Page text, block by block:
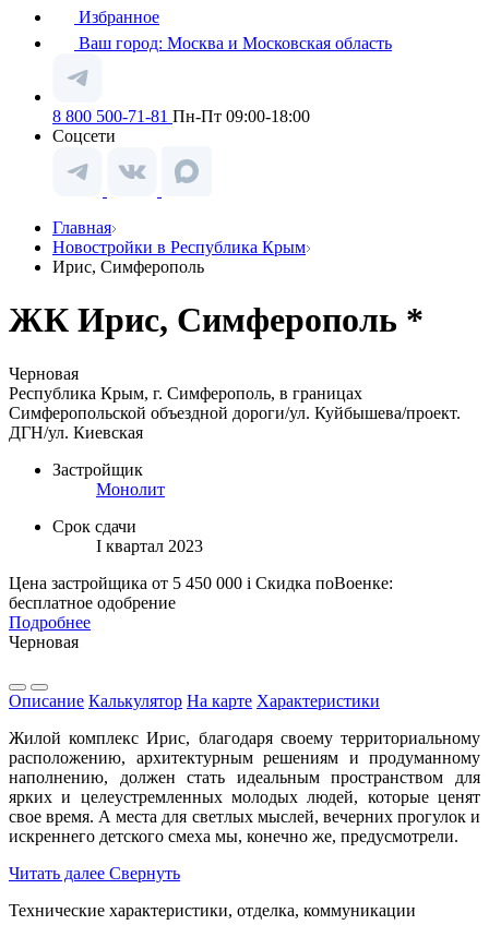
Избранное
Ваш город: Москва и Московская область
8 800 500-71-81 Пн-Пт 09:00-18:00
Соцсети
Главная
Новостройки в Республика Крым
Ирис, Симферополь
ЖК Ирис, Симферополь *
Черновая
Республика Крым, г. Симферополь, в границах
Симферопольской объездной дороги/ул. Куйбышева/проект.
ДГН/ул. Киевская
Застройщик
Монолит
Срок сдачи
I квартал 2023
Цена застройщика от 5 450 000 i Скидка поВоенке:
бесплатное одобрение
Подробнее
Черновая
Описание Калькулятор На карте Характеристики
Жилой комплекс Ирис, благодаря своему территориальному
расположению, архитектурным решениям и продуманному
наполнению, должен стать идеальным пространством для
ярких и целеустремленных молодых людей, которые ценят
свое время. А места для светлых мыслей, вечерних прогулок и
искреннего детского смеха мы, конечно же, предусмотрели.
Читать далее Свернуть
Технические характеристики, отделка, коммуникации